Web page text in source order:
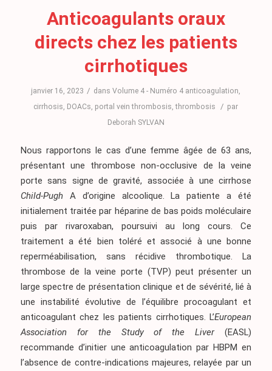
Anticoagulants oraux
directs chez les patients
cirrhotiques
janvier 16, 2023 / dansVolume 4 - Numéro 4 anticoagulation,
cirrhosis, DOACs, portal vein thrombosis,thrombosis / par
Deborah SYLVAN
Nous rapportons le cas d’une femme âgée de 63 ans,
présentant une thrombose non-occlusive de la veine
porte sans signe de gravité, associée à une cirrhose
Child-Pugh A d’origine alcoolique. La patiente a été
initialement traitée par héparine de bas poids moléculaire
puis par rivaroxaban, poursuivi au long cours. Ce
traitement a été bien toléré et associé à une bonne
reperméabilisation, sans récidive thrombotique. La
thrombose de la veine porte (TVP) peut présenter un
large spectre de présentation clinique et de sévérité, lié à
une instabilité évolutive de l’équilibre procoagulant et
anticoagulant chez les patients cirrhotiques. L’European
Association for the Study of the Liver(EASL)
recommande d’initier une anticoagulation par HBPM en
l’absence de contre-indications majeures, relayée par un